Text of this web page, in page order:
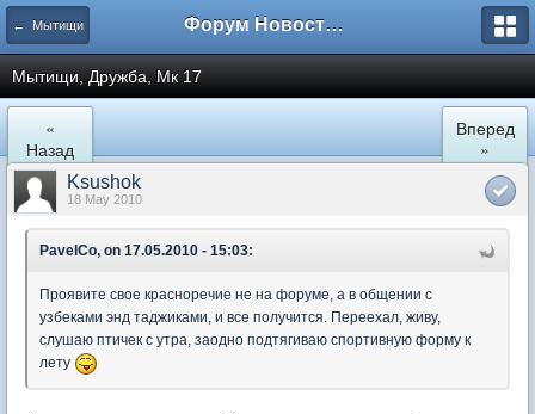
← Мытищи Форум Новостройки
Мытищи, Дружба, Мк 17
«
Назад
Вперед
»
Ksushok
18 May 2010
PavelCo, on 17.05.2010 - 15:03:
Проявите свое красноречие не на форуме, а в общении с
узбеками энд таджиками, и все получится. Переехал, живу,
слушаю птичек с утра, заодно подтягиваю спортивную форму к
лету